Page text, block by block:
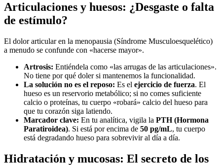
Articulaciones y huesos: ¿Desgaste o falta
de estímulo?
El dolor articular en la menopausia (Síndrome Musculoesquelético)
a menudo se confunde con «hacerse mayor».
Artrosis: Entiéndela como «las arrugas de las articulaciones».
No tiene por qué doler si mantenemos la funcionalidad.
La solución no es el reposo: Es el ejercicio de fuerza. El
hueso es un reservorio metabólico; si no comes suficiente
calcio o proteínas, tu cuerpo «robará» calcio del hueso para
que tu corazón siga latiendo.
Marcador clave: En tu analítica, vigila la PTH (Hormona
Paratiroidea). Si está por encima de 50 pg/mL, tu cuerpo
está degradando hueso para sobrevivir al día a día.
Hidratación y mucosas: El secreto de los